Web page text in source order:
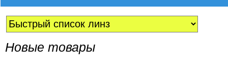
Новые товары